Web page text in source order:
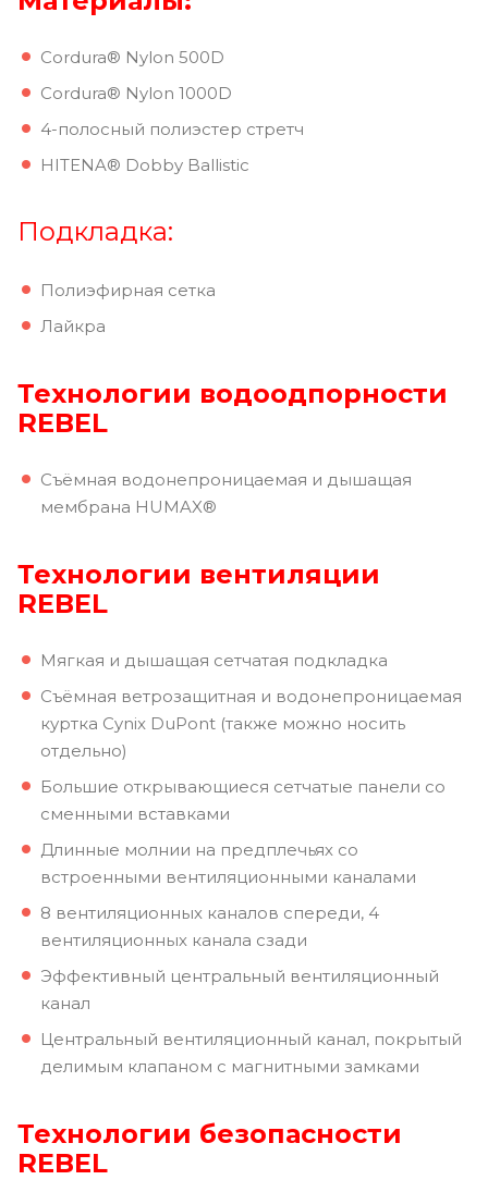
Cordura® Nylon 500D
Cordura® Nylon 1000D
4-полосный полиэстер стретч
HITENA® Dobby Ballistic
Подкладка:
Полиэфирная сетка
Лайкра
Технологии водоодпорности
REBEL
Съёмная водонепроницаемая и дышащая
мембрана HUMAX®
Технологии вентиляции
REBEL
Мягкая и дышащая сетчатая подкладка
Съёмная ветрозащитная и водонепроницаемая
куртка Cynix DuPont (также можно носить
отдельно)
Большие открывающиеся сетчатые панели со
сменными вставками
Длинные молнии на предплечьях со
встроенными вентиляционными каналами
8 вентиляционных каналов спереди, 4
вентиляционных канала сзади
Эффективный центральный вентиляционный
канал
Центральный вентиляционный канал, покрытый
делимым клапаном с магнитными замками
Технологии безопасности
REBEL